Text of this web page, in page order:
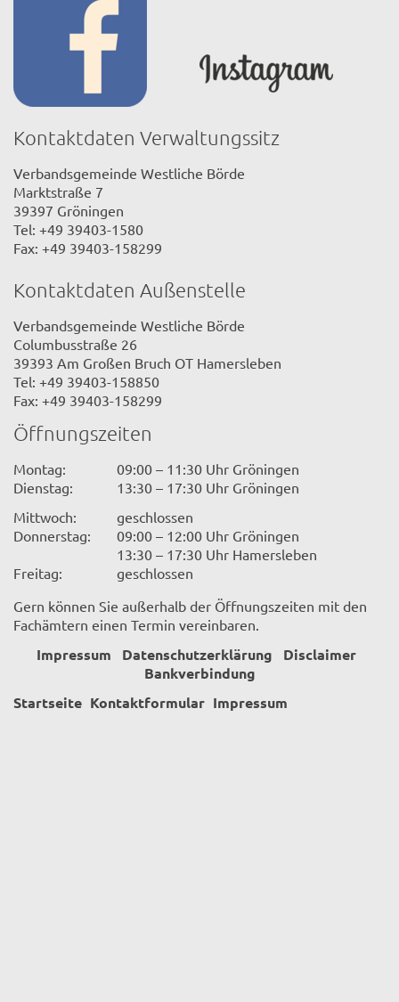
Kontaktdaten Verwaltungssitz
Verbandsgemeinde Westliche Börde
Marktstraße 7
39397 Gröningen
Tel: +49 39403-1580
Fax: +49 39403-158299
Kontaktdaten Außenstelle
Verbandsgemeinde Westliche Börde
Columbusstraße 26
39393 Am Großen Bruch OT Hamersleben
Tel: +49 39403-158850
Fax: +49 39403-158299
Öffnungszeiten
Montag:
09:00 – 11:30 Uhr Gröningen
Dienstag:
13:30 – 17:30 Uhr Gröningen
Mittwoch:
geschlossen
Donnerstag:
09:00 – 12:00 Uhr Gröningen
13:30 – 17:30 Uhr Hamersleben
Freitag:
geschlossen
Gern können Sie außerhalb der Öffnungszeiten mit den
Fachämtern einen Termin vereinbaren.
Impressum Datenschutzerklärung
Disclaimer
Bankverbindung
Startseite Kontaktformular Impressum